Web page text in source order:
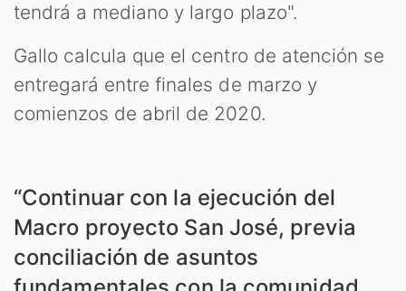
tendrá a mediano y largo plazo".
Gallo calcula que el centro de atención se
entregará entre finales de marzo y
comienzos de abril de 2020.
“Continuar con la ejecución del
Macro proyecto San José, previa
conciliación de asuntos